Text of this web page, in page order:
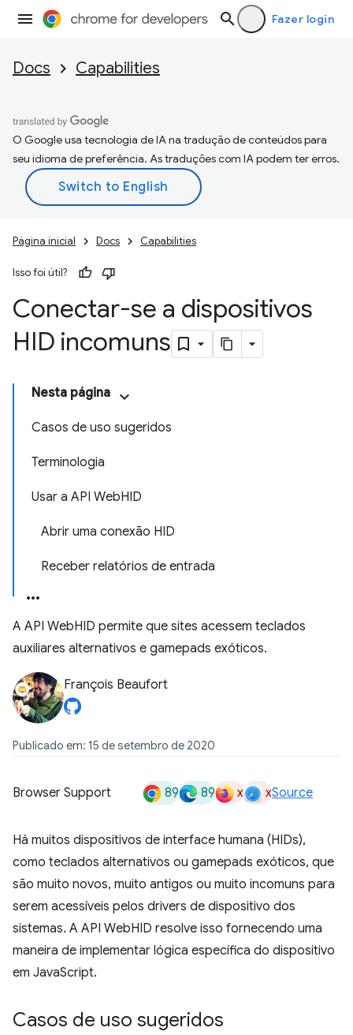
Fazer login
Docs Capabilities
O Google usa tecnologia de IA na tradução de conteúdos para
seu idioma de preferência. As traduções com IA podem ter erros.
Página inicial Docs Capabilities
Isso foi útil?
Conectar-se a dispositivos
HID incomuns
Nesta página
Casos de uso sugeridos
Terminologia
Usar a API WebHID
Abrir uma conexão HID
Receber relatórios de entrada
A API WebHID permite que sites acessem teclados
auxiliares alternativos e gamepads exóticos.
François Beaufort
Publicado em: 15 de setembro de 2020
Browser Support 89 89 x xSource
Há muitos dispositivos de interface humana (HIDs),
como teclados alternativos ou gamepads exóticos, que
são muito novos, muito antigos ou muito incomuns para
serem acessíveis pelos drivers de dispositivo dos
sistemas. A API WebHID resolve isso fornecendo uma
maneira de implementar lógica específica do dispositivo
em JavaScript.
Casos de uso sugeridos